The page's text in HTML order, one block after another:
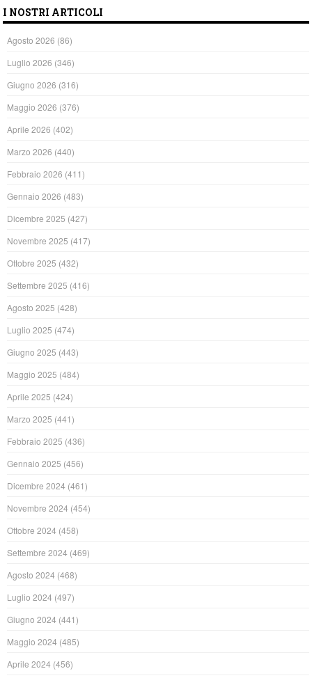
I NOSTRI ARTICOLI
Agosto 2026 (86)
Luglio 2026 (346)
Giugno 2026 (316)
Maggio 2026 (376)
Aprile 2026 (402)
Marzo 2026 (440)
Febbraio 2026 (411)
Gennaio 2026 (483)
Dicembre 2025 (427)
Novembre 2025 (417)
Ottobre 2025 (432)
Settembre 2025 (416)
Agosto 2025 (428)
Luglio 2025 (474)
Giugno 2025 (443)
Maggio 2025 (484)
Aprile 2025 (424)
Marzo 2025 (441)
Febbraio 2025 (436)
Gennaio 2025 (456)
Dicembre 2024 (461)
Novembre 2024 (454)
Ottobre 2024 (458)
Settembre 2024 (469)
Agosto 2024 (468)
Luglio 2024 (497)
Giugno 2024 (441)
Maggio 2024 (485)
Aprile 2024 (456)